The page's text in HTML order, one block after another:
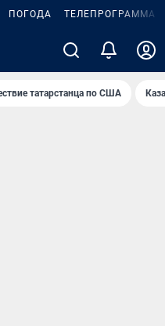
ПОГОДА ТЕЛЕПРОГРАММА
татарстанца по США